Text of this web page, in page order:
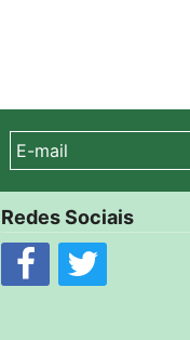
Redes Sociais